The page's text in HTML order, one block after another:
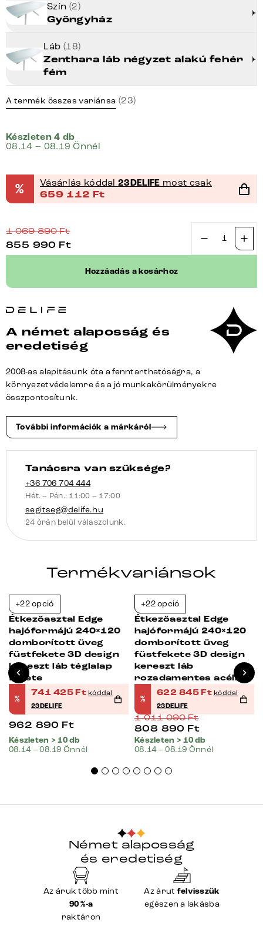
Szín (2)
Gyöngyház
Láb (18)
Zenthara láb négyzet alakú fehér
fém
A termék összes variánsa (23)
Készleten 4 db
08.14 – 08.19 Önnél
% Vásárlás kóddal23DELIFE most csak
659 112 Ft
1 069 890Ft
855 990 Ft
Étkezőasztal
240x120
gyöngyház
Zenthara
szögletes
Hozzáadás a kosárhoz
A német alaposság és
eredetiség
2008-as alapításunk óta a fenntarthatóságra, a
környezetvédelemre és a jó munkakörülményekre
összpontosítunk.
További információk a márkáról
Tanácsra van szüksége?
+36 706 704 444
Hét. – Pén.: 11:00 – 17:00
segitseg@delife.hu
24 órán belül válaszolunk.
Termékvariánsok
+22 opció
Étkezőasztal Edge
hajóformájú 240×120
domborított üveg
füstfekete 3D design
kereszt láb téglalap
fekete
%
741 425Ft kóddal
23DELIFE
962 890 Ft
Készleten > 10 db
08.14 – 08.19 Önnél
+22 opció
Étkezőasztal Edge
hajóformájú 240×120
domborított üveg
füstfekete 3D design
kereszt láb
rozsdamentes acélból
%
622 845Ft kóddal
23DELIFE
1 011 090Ft
808 890 Ft
Készleten > 10 db
08.14 – 08.19 Önnél
Német alaposság
és eredetiség
Az áruk több mint
90 %-a
raktáron
Az árut felvisszük
egészen a lakásba